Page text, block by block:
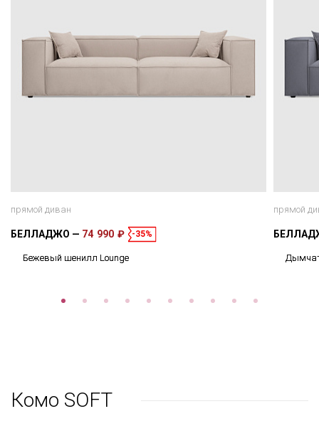
прямой диван
БЕЛЛАДЖО 74 990 ₽ -35%
Бежевый шенилл Lounge
прямой
Комо SOFT